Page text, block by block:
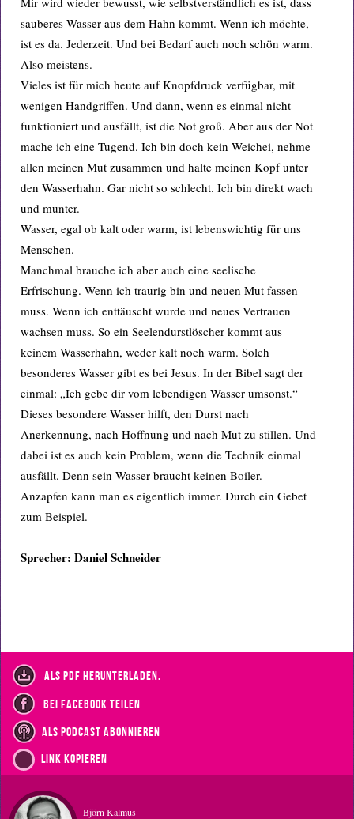
sauberes Wasser aus dem Hahn kommt. Wenn ich möchte,
ist es da. Jederzeit. Und bei Bedarf auch noch schön warm.
Also meistens.
Vieles ist für mich heute auf Knopfdruck verfügbar, mit
wenigen Handgriffen. Und dann, wenn es einmal nicht
funktioniert und ausfällt, ist die Not groß. Aber aus der Not
mache ich eine Tugend. Ich bin doch kein Weichei, nehme
allen meinen Mut zusammen und halte meinen Kopf unter
den Wasserhahn. Gar nicht so schlecht. Ich bin direkt wach
und munter.
Wasser, egal ob kalt oder warm, ist lebenswichtig für uns
Menschen.
Manchmal brauche ich aber auch eine seelische
Erfrischung. Wenn ich traurig bin und neuen Mut fassen
muss. Wenn ich enttäuscht wurde und neues Vertrauen
wachsen muss. So ein Seelendurstlöscher kommt aus
keinem Wasserhahn, weder kalt noch warm. Solch
besonderes Wasser gibt es bei Jesus. In der Bibel sagt der
einmal: „Ich gebe dir vom lebendigen Wasser umsonst.“
Dieses besondere Wasser hilft, den Durst nach
Anerkennung, nach Hoffnung und nach Mut zu stillen. Und
dabei ist es auch kein Problem, wenn die Technik einmal
ausfällt. Denn sein Wasser braucht keinen Boiler.
Anzapfen kann man es eigentlich immer. Durch ein Gebet
zum Beispiel.
Sprecher: Daniel Schneider
als PDF herunterladen.
bei Facebook teilen
als Podcast abonnieren
Link kopieren
Björn Kalmus